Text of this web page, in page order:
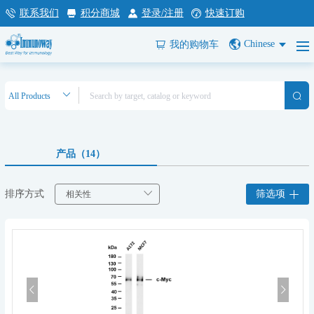
联系我们 积分商城 登录/注册 快速订购
我的购物车 Chinese
产品（14）
排序方式 筛选项